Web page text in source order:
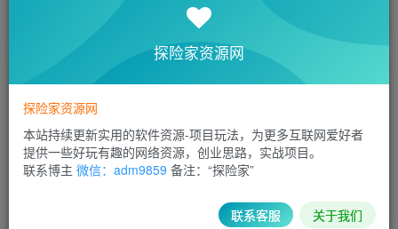
精品源码
免费资源
探险家资源网
探险家资源网
本站持续更新实用的软件资源-项目玩法，为更多互联网爱好者
提供一些好玩有趣的网络资源，创业思路，实战项目。
联系博主 微信：adm9859 备注：“探险家”
联系客服 关于我们